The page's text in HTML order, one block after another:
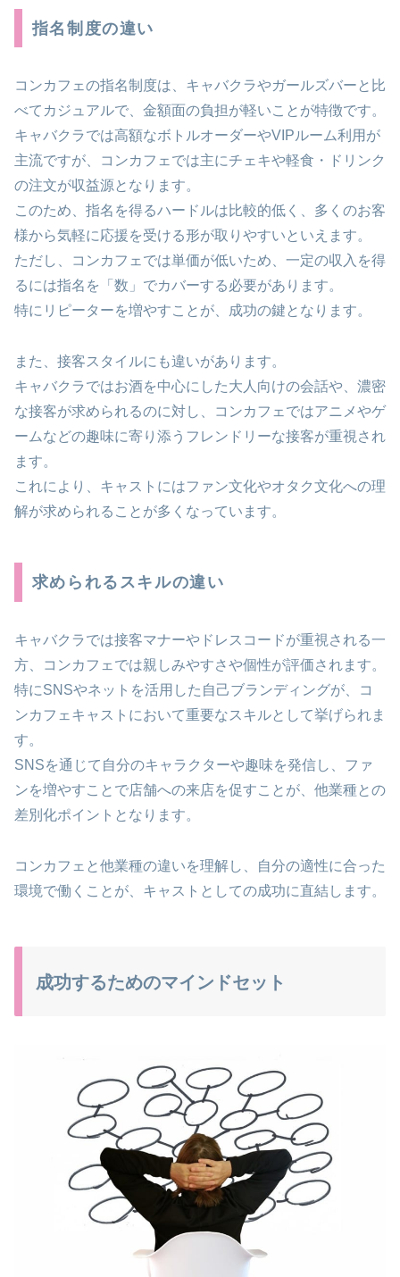
指名制度の違い
コンカフェの指名制度は、キャバクラやガールズバーと比
べてカジュアルで、金額面の負担が軽いことが特徴です。
キャバクラでは高額なボトルオーダーやVIPルーム利用が
主流ですが、コンカフェでは主にチェキや軽食・ドリンク
の注文が収益源となります。
このため、指名を得るハードルは比較的低く、多くのお客
様から気軽に応援を受ける形が取りやすいといえます。
ただし、コンカフェでは単価が低いため、一定の収入を得
るには指名を「数」でカバーする必要があります。
特にリピーターを増やすことが、成功の鍵となります。
また、接客スタイルにも違いがあります。
キャバクラではお酒を中心にした大人向けの会話や、濃密
な接客が求められるのに対し、コンカフェではアニメやゲ
ームなどの趣味に寄り添うフレンドリーな接客が重視され
ます。
これにより、キャストにはファン文化やオタク文化への理
解が求められることが多くなっています。
求められるスキルの違い
キャバクラでは接客マナーやドレスコードが重視される一
方、コンカフェでは親しみやすさや個性が評価されます。
特にSNSやネットを活用した自己ブランディングが、コ
ンカフェキャストにおいて重要なスキルとして挙げられま
す。
SNSを通じて自分のキャラクターや趣味を発信し、ファ
ンを増やすことで店舗への来店を促すことが、他業種との
差別化ポイントとなります。
コンカフェと他業種の違いを理解し、自分の適性に合った
環境で働くことが、キャストとしての成功に直結します。
成功するためのマインドセット